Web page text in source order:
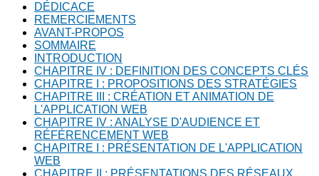
DÉDICACE
REMERCIEMENTS
AVANT-PROPOS
SOMMAIRE
INTRODUCTION
CHAPITRE IV : DEFINITION DES CONCEPTS CLÉS
CHAPITRE I : PROPOSITIONS DES STRATÉGIES
CHAPITRE III : CRÉATION ET ANIMATION DE
L'APPLICATION WEB
CHAPITRE IV : ANALYSE D'AUDIENCE ET
RÉFÉRENCEMENT WEB
CHAPITRE I : PRÉSENTATION DE L'APPLICATION
WEB
CHAPITRE II : PRÉSENTATIONS DES RÉSEAUX